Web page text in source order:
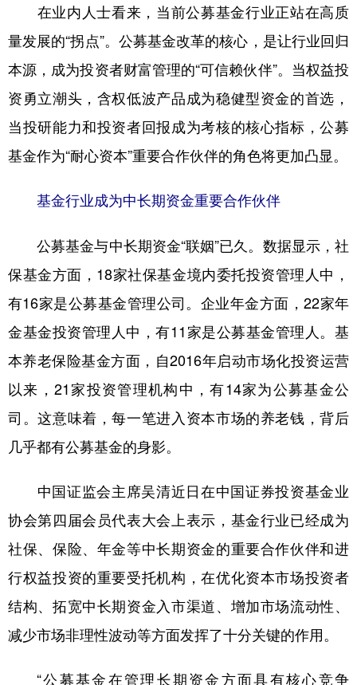
学术中国 乡村振兴 银龄 溯源中国
旅游
彩票 娱乐 时尚 悦读
公益 一带一路 亚太网 上市公司
文化产业
北京 天津 河北 山西
浙江 安徽 福建 江西
山东 河南 湖北 湖南
广东 广西 海南 重庆
四川 贵州 云南 西藏
陕西 甘肃
新疆 内蒙古 黑龙江
多语种频道
English Español Français عربى
在业内人士看来，当前公募基金行业正站在高质
量发展的“拐点”。公募基金改革的核心，是让行业回归
本源，成为投资者财富管理的“可信赖伙伴”。当权益投
资勇立潮头，含权低波产品成为稳健型资金的首选，
当投研能力和投资者回报成为考核的核心指标，公募
基金作为“耐心资本”重要合作伙伴的角色将更加凸显。
基金行业成为中长期资金重要合作伙伴
公募基金与中长期资金“联姻”已久。数据显示，社
保基金方面，18家社保基金境内委托投资管理人中，
有16家是公募基金管理公司。企业年金方面，22家年
金基金投资管理人中，有11家是公募基金管理人。基
本养老保险基金方面，自2016年启动市场化投资运营
以来，21家投资管理机构中，有14家为公募基金公
司。这意味着，每一笔进入资本市场的养老钱，背后
几乎都有公募基金的身影。
中国证监会主席吴清近日在中国证券投资基金业
协会第四届会员代表大会上表示，基金行业已经成为
社保、保险、年金等中长期资金的重要合作伙伴和进
行权益投资的重要受托机构，在优化资本市场投资者
结构、拓宽中长期资金入市渠道、增加市场流动性、
减少市场非理性波动等方面发挥了十分关键的作用。
“公募基金在管理长期资金方面具有核心竞争